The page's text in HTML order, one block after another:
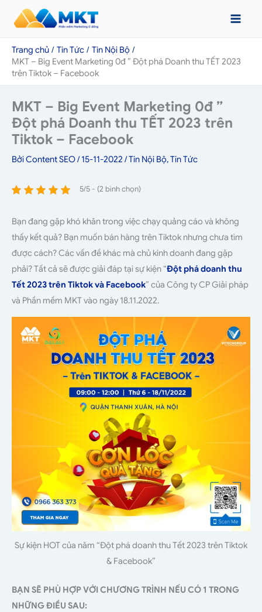
dungTrang chủ Tin Tức
Tin Nội Bộ
MKT – Big Event Marketing 0đ ” Đột phá Doanh thu TẾT 2023
trên Tiktok – Facebook
MKT – Big Event Marketing 0đ ”
Đột phá Doanh thu TẾT 2023 trên
Tiktok – Facebook
BởiContent SEO/15-11-2022 /Tin Nội Bộ,Tin Tức
5/5 - (2 bình chọn)
Bạn đang gặp khó khăn trong việc chạy quảng cáo và không
thấy kết quả? Bạn muốn bán hàng trên Tiktok nhưng chưa tìm
được cách? Các vấn đề khác mà chủ kinh doanh đang gặp
phải? Tất cả sẽ được giải đáp tại sự kiện “Đột phá doanh thu
Tết 2023 trên Tiktok và Facebook” của Công ty CP Giải pháp
và Phần mềm MKT vào ngày 18.11.2022.
Sự kiện HOT của năm “Đột phá doanh thu Tết 2023 trên Tiktok
& Facebook”
BẠN SẼ PHÙ HỢP VỚI CHƯƠNG TRÌNH NẾU CÓ 1 TRONG
NHỮNG ĐIỀU SAU: